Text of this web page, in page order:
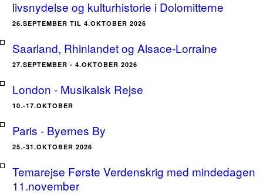
livsnydelse og kulturhistorie i Dolomitterne
26.SEPTEMBER TIL 4.OKTOBER 2026
Saarland, Rhinlandet og Alsace-Lorraine
27.SEPTEMBER - 4.OKTOBER 2026
London - Musikalsk Rejse
10.-17.OKTOBER
Paris - Byernes By
25.-31.OKTOBER 2026
Temarejse Første Verdenskrig med mindedagen
11.november